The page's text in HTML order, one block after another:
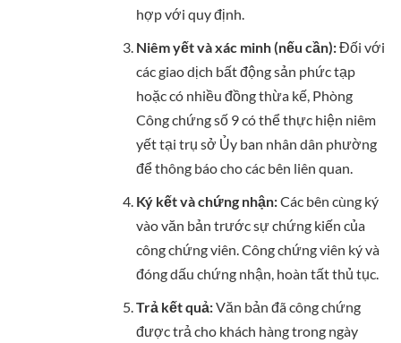
hợp với quy định.
Niêm yết và xác minh (nếu cần):Đối với
các giao dịch bất động sản phức tạp
hoặc có nhiều đồng thừa kế, Phòng
Công chứng số 9 có thể thực hiện niêm
yết tại trụ sở Ủy ban nhân dân phường
để thông báo cho các bên liên quan.
Ký kết và chứng nhận:Các bên cùng ký
vào văn bản trước sự chứng kiến của
công chứng viên. Công chứng viên ký và
đóng dấu chứng nhận, hoàn tất thủ tục.
Trả kết quả:Văn bản đã công chứng
được trả cho khách hàng trong ngày